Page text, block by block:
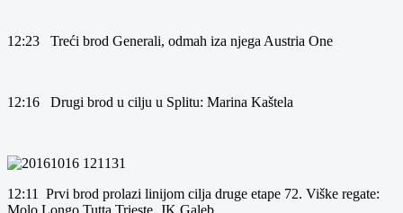
12:23 Treći brod Generali, odmah iza njega Austria One
12:16 Drugi brod u cilju u Splitu: Marina Kaštela
12:11 Prvi brod prolazi linijom cilja druge etape 72. Viške regate:
Molo Longo Tutta Trieste, JK Galeb